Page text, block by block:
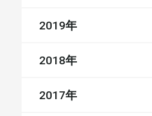
2019年
2018年
2017年